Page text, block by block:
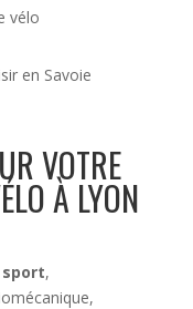
vélo
en Savoie
VOTRE
À LYON
,